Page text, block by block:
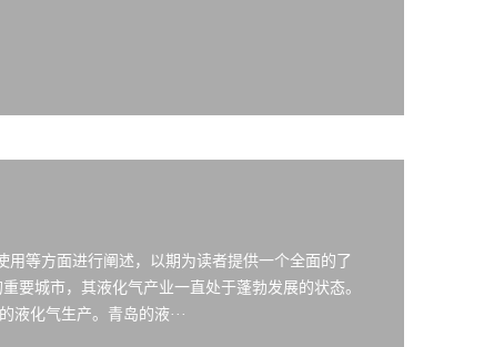
等方面进行阐述，以期为读者提供一个全面的了
要城市，其液化气产业一直处于蓬勃发展的状态。
化气生产。青岛的液···